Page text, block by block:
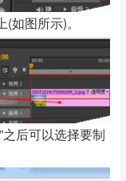
图所示)。
后可以选择要制